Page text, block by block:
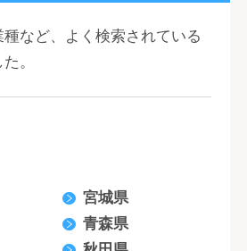
など、よく検索されている
。
宮城県
青森県